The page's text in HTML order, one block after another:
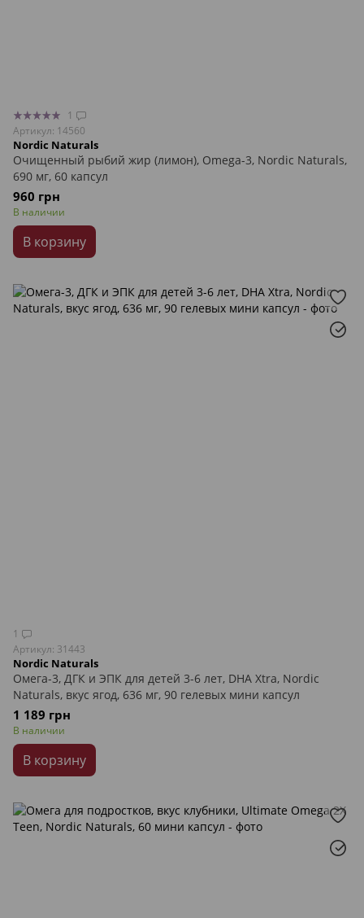
1
Артикул: 14560
Nordic Naturals
Очищенный рыбий жир (лимон), Omega-3, Nordic Naturals,
690 мг, 60 капсул
960 грн
В наличии
В корзину
1
Артикул: 31443
Nordic Naturals
Омега-3, ДГК и ЭПК для детей 3-6 лет, DHA Xtra, Nordic
Naturals, вкус ягод, 636 мг, 90 гелевых мини капсул
1 189 грн
В наличии
В корзину